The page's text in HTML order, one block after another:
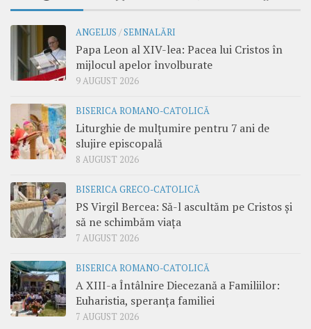
ANGELUS /SEMNALĂRI
Papa Leon al XIV-lea: Pacea lui Cristos în
mijlocul apelor învolburate
9 AUGUST 2026
BISERICA ROMANO-CATOLICĂ
Liturghie de mulțumire pentru 7 ani de
slujire episcopală
8 AUGUST 2026
BISERICA GRECO-CATOLICĂ
PS Virgil Bercea: Să-l ascultăm pe Cristos și
să ne schimbăm viața
7 AUGUST 2026
BISERICA ROMANO-CATOLICĂ
A XIII-a Întâlnire Diecezană a Familiilor:
Euharistia, speranța familiei
7 AUGUST 2026